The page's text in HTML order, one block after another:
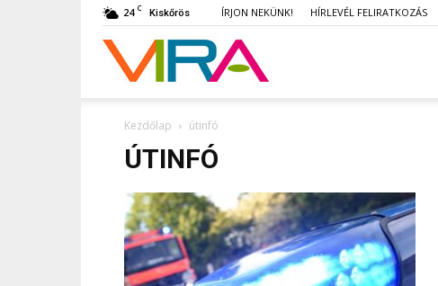
24 C Kiskőrös ÍRJON NEKÜNK! HÍRLEVÉL FELIRATKOZÁS
VIRA
Kezdőlap útinfó
ÚTINFÓ